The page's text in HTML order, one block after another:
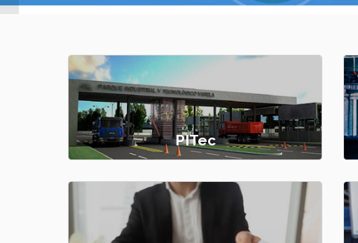
PITec